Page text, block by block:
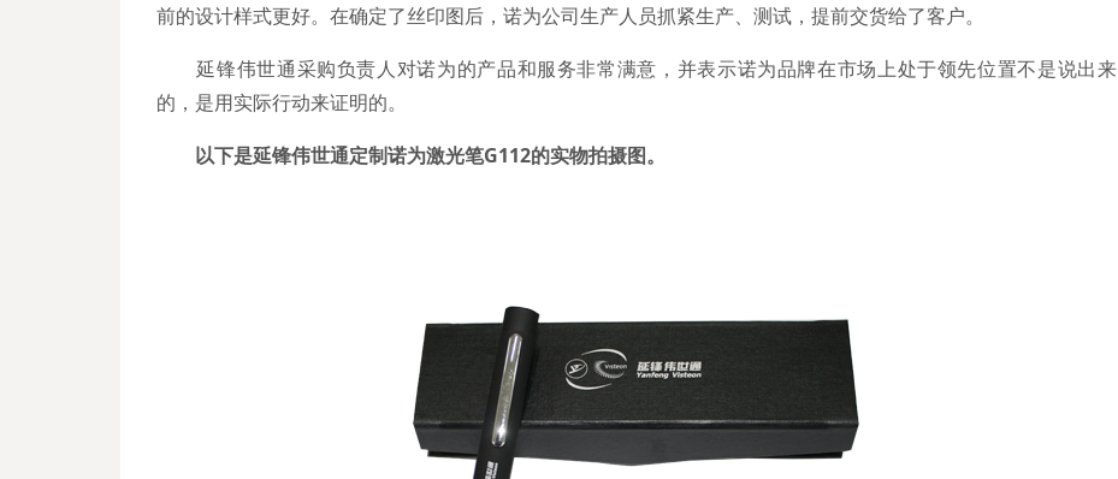
前的设计样式更好。在确定了丝印图后，诺为公司生产人员抓紧生产、测试，提前交货给了客户。
延锋伟世通采购负责人对诺为的产品和服务非常满意，并表示诺为品牌在市场上处于领先位置不是说出来
的，是用实际行动来证明的。
以下是延锋伟世通定制诺为激光笔G112的实物拍摄图。